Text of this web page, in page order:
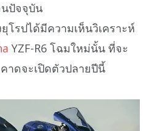
นปัจจุบัน
รปได้มีความเห็นวิเคราะห์
YZF-R6 โฉมใหม่นั้น ที่จะ
าดจะเปิดตัวปลายปีนี้